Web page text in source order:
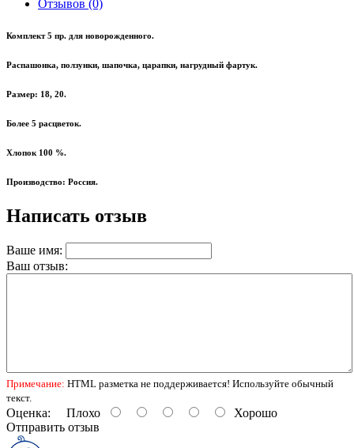
Отзывов (0)
Комплект 5 пр. для новорожденного.
Распашонка, ползунки, шапочка, царапки, нагрудный фартук.
Размер: 18, 20.
Более 5 расцветок.
Хлопок 100 %.
Производство: Россия.
Написать отзыв
Ваше имя:
Ваш отзыв:
Примечание: HTML разметка не поддерживается! Используйте обычный
текст.
Оценка: Плохо
Хорошо
Отправить отзыв